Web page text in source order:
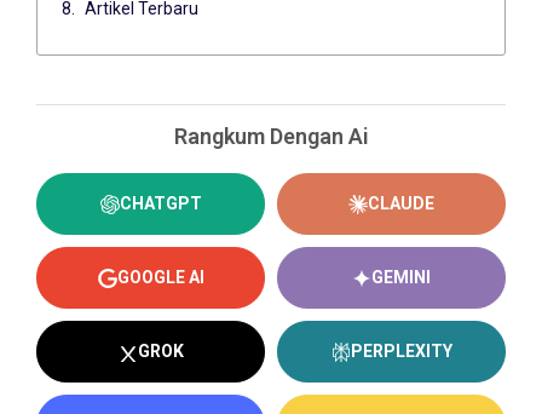
Artikel Terbaru
Rangkum Dengan Ai
CHATGPT CLAUDE
GOOGLE AI GEMINI
GROK PERPLEXITY